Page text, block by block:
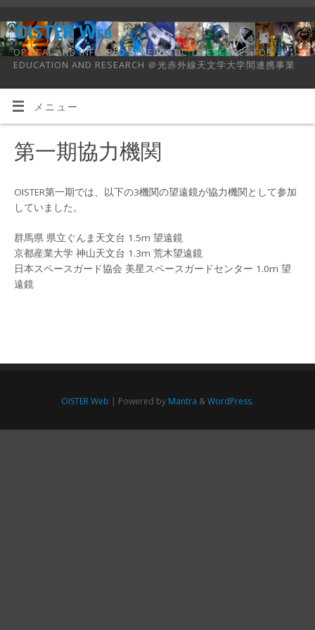
OISTER Web
OPTICAL AND INFRARED SYNERGETIC TELESCOPES FOR
EDUCATION AND RESEARCH ＠光赤外線天文学大学間連携事業
メニュー
第一期協力機関
OISTER第一期では、以下の3機関の望遠鏡が協力機関として参加
していました。
群馬県 県立ぐんま天文台 1.5m 望遠鏡
京都産業大学 神山天文台 1.3m 荒木望遠鏡
日本スペースガード協会 美星スペースガードセンター 1.0m 望
遠鏡
OISTER Web | Powered by Mantra &WordPress.